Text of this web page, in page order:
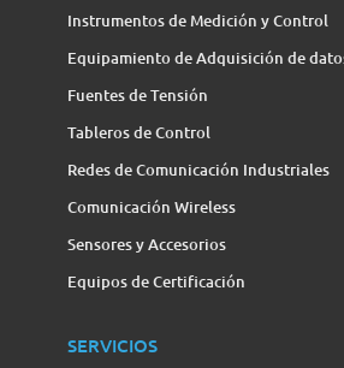
Instrumentos de Medición y Control
Equipamiento de Adquisición de
Fuentes de Tensión
Tableros de Control
Redes de Comunicación Industriales
Comunicación Wireless
Sensores y Accesorios
Equipos de Certificación
SERVICIOS